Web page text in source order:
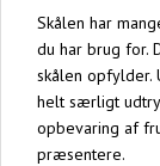
Skålen har
du har brug for.
skålen opfylder.
helt særligt
opbevaring af
præsentere.